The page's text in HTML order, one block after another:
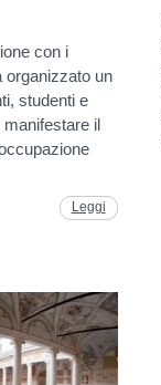
con i
organizzato un
studenti e
il
Leggi